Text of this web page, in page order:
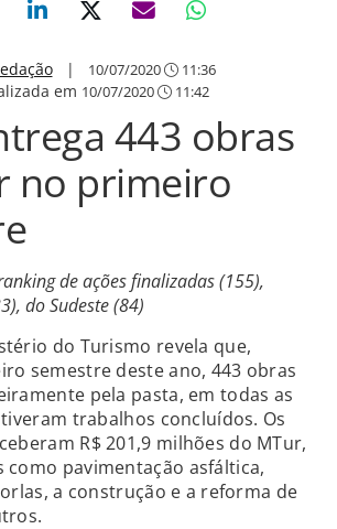
| 10/07/2020 11:36
em 10/07/2020 11:42
443 obras
no primeiro
de ações finalizadas (155),
do Sudeste (84)
do Turismo revela que,
semestre deste ano, 443 obras
pela pasta, em todas as
trabalhos concluídos. Os
R$ 201,9 milhões do MTur,
como pavimentação asfáltica,
a construção e a reforma de